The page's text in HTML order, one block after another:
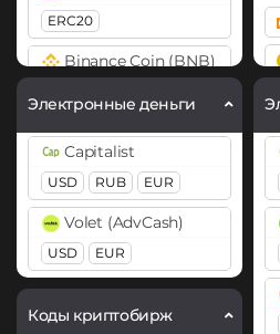
ERC20
Binance Coin (BNB)
Bitcoin (BTC)
BTC BEP20
ARB
AVAXC
Bitcoin Cash (BCH)
BitTorrent (BTT)
Cardano (ADA)
Электронные деньги
Capitalist
USD RUB EUR
Volet (AdvCash)
USD EUR
Коды криптобирж